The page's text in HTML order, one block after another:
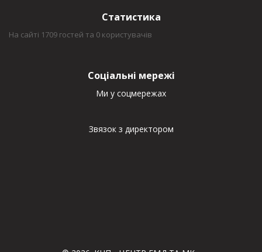
Статистика
На сайті 1709 гостей та 0 користувачів
Соціальні мережі
Ми у соцмережах
Звязок з директором